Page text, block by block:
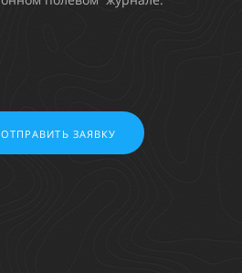
ОТПРАВИТЬ ЗАЯВКУ